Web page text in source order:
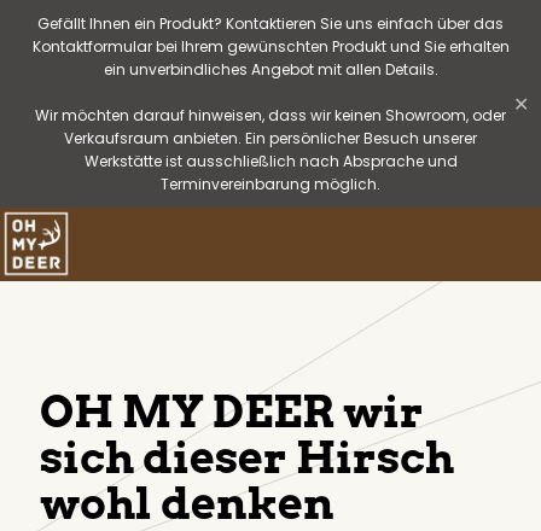
Gefällt Ihnen ein Produkt? Kontaktieren Sie uns einfach über das
Kontaktformular bei Ihrem gewünschten Produkt und Sie erhalten
ein unverbindliches Angebot mit allen Details.
Wir möchten darauf hinweisen, dass wir keinen Showroom, oder
Verkaufsraum anbieten. Ein persönlicher Besuch unserer
Werkstätte ist ausschließlich nach Absprache und
Terminvereinbarung möglich.
✕
OH MY DEER wir
sich dieser Hirsch
wohl denken